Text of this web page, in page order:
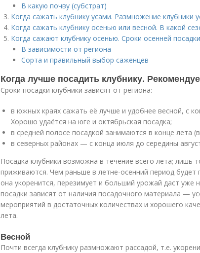
В какую почву (субстрат)
Когда сажать клубнику усами. Размножение клубники
Когда сажать клубнику осенью или весной. В какой
Когда сажают клубнику осенью. Сроки осенней посадки
В зависимости от региона
Сорта и правильный выбор саженцев
Когда лучше посадить клубнику.
Сроки посадки клубники зависят от региона:
в южных краях сажать её лучше и удобнее весной, с
Хорошо удаётся на юге и октябрьская посадка;
в средней полосе посадкой занимаются в конце лета
в северных районах — с конца июля до середины
Посадка клубники возможна в течение всего лета; лишь
приживаются. Чем раньше в летне-осенний период будет
она укоренится, перезимует и больший урожай даст уже
посадки зависят от наличия посадочного материала —
мероприятий в достаточных количествах и хорошего
лета.
Весной
Почти всегда клубнику размножают рассадой, т.е.